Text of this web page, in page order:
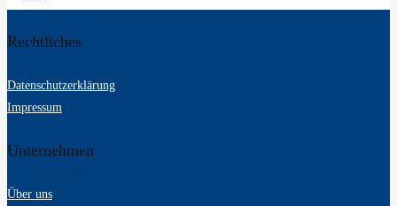
Rechtliches
Datenschutzerklärung
Impressum
Unternehmen
Über uns